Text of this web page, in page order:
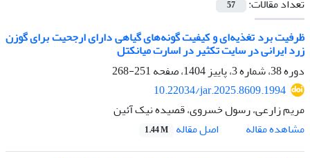
تعداد مقالات:
57
ظرفیت برد تغذیه‌ای و کیفیت گونه‌های گیاهی دارای ارجحیت برای گوزن
زرد ایرانی در سایت تکثیر در اسارت میانکتل
دوره 38، شماره 3، پاییز 1404، صفحه
251-268
10.22034/jar.2025.8609.1994
مریم زارعی، رسول خسروی، قصیده نیک آئین
مشاهده مقاله
اصل مقاله 1.44 M